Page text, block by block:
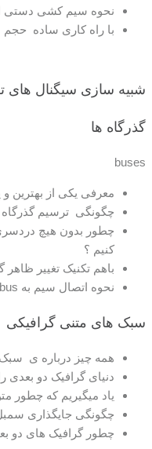
نحوه سیم کشی دستی
با راه کاری ساده
شبیه سازی سیگنال های
گذرگاه ها
buses
معرفی یکی از بهترین و
چگونگی ترسیم
چطور بدون هیچ
کنیم ؟
باهم تکنیک تغییر ظاهر
نحوه اتصال سیم به bus رو باهم به دقت برسی می کنیم.
سبک های متنی گرافیکی
همه چیز درباره ی
دنیای گرافیک دو بعدی
یاد میگیریم که چطور
چگونگی جایگذاری
چطور گرافیک های دو